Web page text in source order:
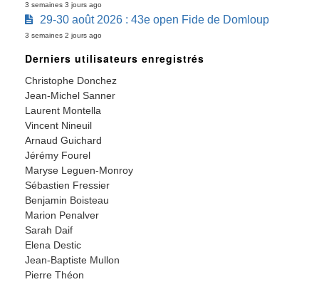
3 semaines 3 jours ago
29-30 août 2026 : 43e open Fide de Domloup
3 semaines 2 jours ago
Derniers utilisateurs enregistrés
Christophe Donchez
Jean-Michel Sanner
Laurent Montella
Vincent Nineuil
Arnaud Guichard
Jérémy Fourel
Maryse Leguen-Monroy
Sébastien Fressier
Benjamin Boisteau
Marion Penalver
Sarah Daif
Elena Destic
Jean-Baptiste Mullon
Pierre Théon